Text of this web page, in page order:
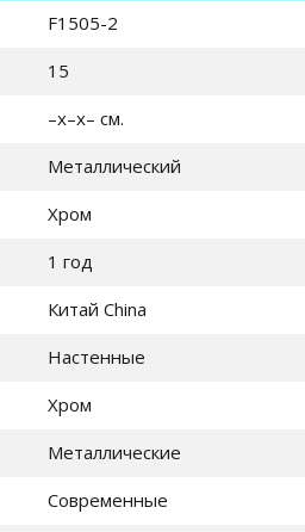
F1505-2
15
–x–x– см.
Металлический
Хром
1 год
Китай China
Настенные
Хром
Металлические
Современные